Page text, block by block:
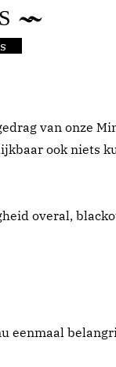
van onze
ook niets
overal,
eenmaal